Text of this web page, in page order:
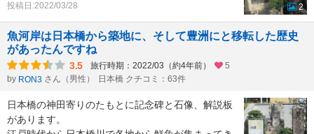
投稿日:2022/03/28
2
魚河岸は日本橋から築地に、そして豊洲にと移転した歴史
があったんですね
3.5 旅行時期：2022/03（約4年前）
5
by RON3 さん（男性） 日本橋 クチコミ：63件
日本橋の神田寄りのたもとに記念碑と石像、解説板
があります。